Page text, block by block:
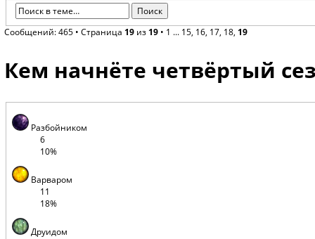
Сообщений: 465 • Страница 19 из 19 • 1 ... 15, 16, 17, 18, 19
Кем начнёте четвёртый
Разбойником
6
10%
Варваром
11
18%
Друидом